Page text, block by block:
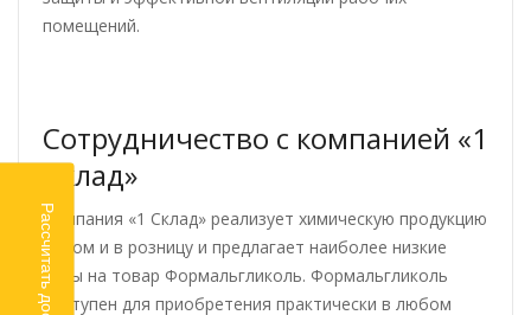
помещений.
Сотрудничество с компанией «1
Склад»
Компания «1 Склад» реализует химическую продукцию
оптом и в розницу и предлагает наиболее низкие
цены на товар Формальгликоль. Формальгликоль
доступен для приобретения практически в любом
Рассчитать доставку